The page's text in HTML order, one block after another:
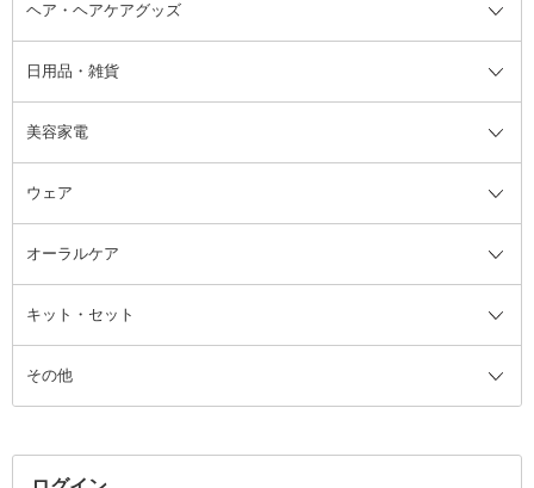
コットン・綿棒
洗顔グッズ
ブラシ・チップ
ツィザー・毛抜き
カミソリ
ファンデーション・パウダーケー
ス
ミラー・鏡
ボディケアグッズ全て
マッサージ・ボディケアグッズ
かかと・角質ケアグッズ
絆創膏
ヘア・ヘアケアグッズ
ヘア・ヘアケアグッズ全て
ヘアゴム
ヘアバンド
ヘッドマッサージブラシ
日用品・雑貨
日用品・雑貨全て
柔軟剤
ルームフレグランス・ディフュー
ザー
アロマキャンドル
消臭剤・芳香剤
美容家電
美容家電全て
ボディケア美容家電
その他美容家電
ウェア
ウェア全て
レッグウェア
オーラルケア
オーラルケア全て
歯ブラシ
キット・セット
キット・セット全て
その他